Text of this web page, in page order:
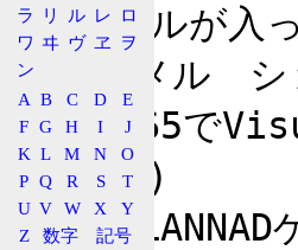
メグメルが入
●メグメル　
  ・C65でVisual Art'sが配布した "視覚芸術" (OPムービ
ー同梱)
  ・CLANNADゲーム本体BGMデータ (BGMフォルダー
ラ
リ ル レ ロ
ワ ヰ ヴ ヱ
ヲ
ン
A B C D
E
F G H I
J
K L M N
O
P Q R S
T
U V W X
Y
Z
数字 記号